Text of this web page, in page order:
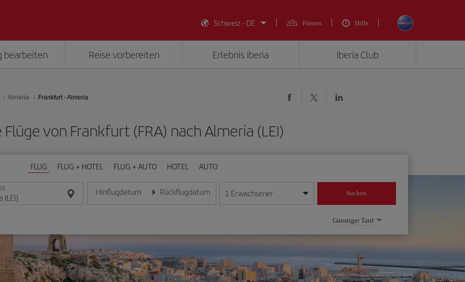
Schweiz - DE
Firmen Hilfe
bearbeiten Reise vorbereiten Erlebnis Iberia Iberia Club
Almeria Frankfurt - Almeria
Flüge von Frankfurt (FRA) nach Almeria (LEI)
FLUG FLUG + HOTEL FLUG + AUTO HOTEL AUTO
Hinflugdatum
Geben Sie das Datum im Format Tag/Monat/Jahr ein
Rückflugdatum
Geben Sie das Datum im Format Tag/Monat/Jahr ein
1 Erwachsener Suchen
Günstiger Tarif